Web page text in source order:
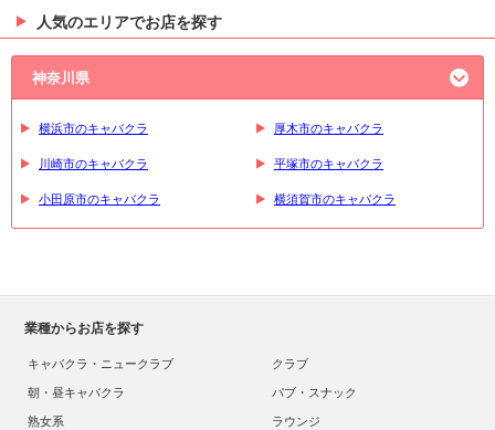
人気のエリアでお店を探す
神奈川県
横浜市のキャバクラ 厚木市のキャバクラ
川崎市のキャバクラ 平塚市のキャバクラ
小田原市のキャバクラ 横須賀市のキャバクラ
業種からお店を探す
キャバクラ・ニュークラブ
クラブ
朝・昼キャバクラ
パブ・スナック
熟女系
ラウンジ